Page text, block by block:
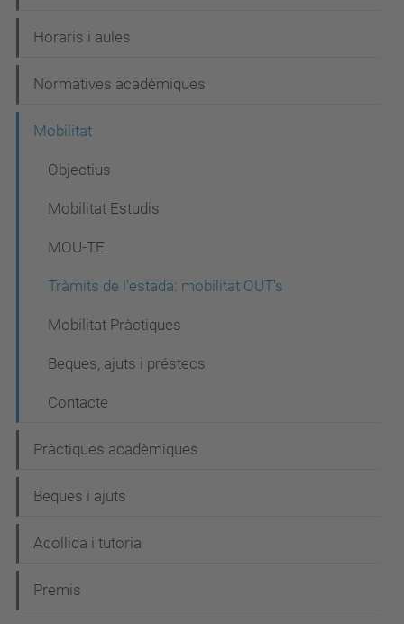
Horaris i aules
Normatives acadèmiques
Mobilitat
Objectius
Mobilitat Estudis
MOU-TE
Tràmits de l'estada: mobilitat OUT's
Mobilitat Pràctiques
Beques, ajuts i préstecs
Contacte
Pràctiques acadèmiques
Beques i ajuts
Acollida i tutoria
Premis